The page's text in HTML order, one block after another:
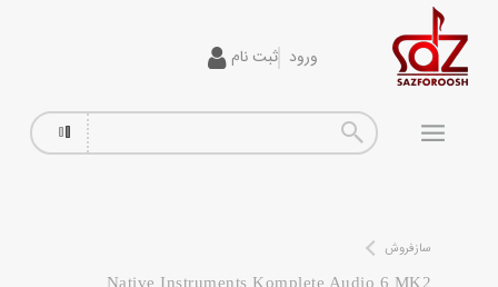
ورود ثبت نام
سیم گیتار
سازفروش
Native Instruments Komplete Audio 6 MK2